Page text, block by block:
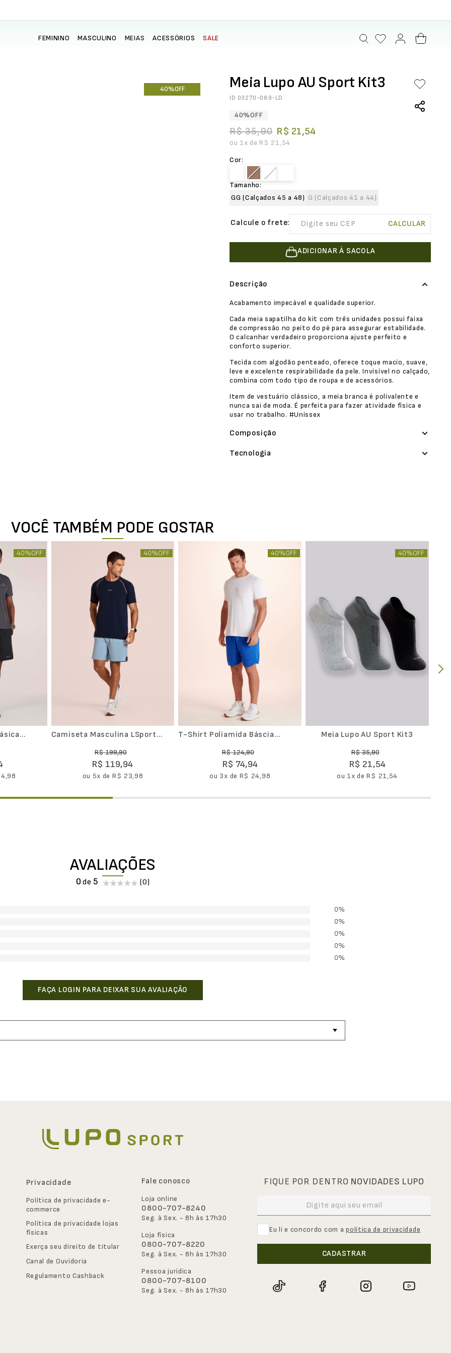
FEMININO MASCULINO MEIAS ACESSÓRIOS SALE
40%OFF Meia Lupo AU Sport Kit3
ID 03270-089-LD
40%OFF
R$ 35,90 R$ 21,54
ou 1x de R$ 21,54
Cor:
Tamanho:
GG (Calçados 45 a 48) G (Calçados 41 a 44)
ADICIONAR À SACOLA
Descrição
Acabamento impecável e qualidade superior.
Cada meia sapatilha do kit com três unidades possui faixa
de compressão no peito do pé para assegurar estabilidade.
O calcanhar verdadeiro proporciona ajuste perfeito e
conforto superior.
Tecida com algodão penteado, oferece toque macio, suave,
leve e excelente respirabilidade da pele. Invisível no calçado,
combina com todo tipo de roupa e de acessórios.
Item de vestuário clássico, a meia branca é polivalente e
nunca sai de moda. É perfeita para fazer atividade física e
usar no trabalho. #Unissex
Composição
Tecnologia
VOCÊ TAMBÉM PODE GOSTAR
40%OFF
,98
40%OFF
Camiseta Masculina LSport
R$199,90
R$ 119,94
ou 5x de R$ 23,98
40%OFF
T-Shirt Poliamida Báscia
R$124,90
R$ 74,94
ou 3x de R$ 24,98
40%OFF
Meia Lupo AU Sport Kit3
R$35,90
R$ 21,54
ou 1x deR$ 21,54
AVALIAÇÕES
0 (0)
0%
0%
0%
0%
0%
Privacidade
Política de privacidade e-
commerce
Política de privacidade lojas
físicas
Exerça seu direito de titular
Canal de Ouvidoria
Regulamento Cashback
Fale conosco
Loja online
0800-707-8240
Seg. à Sex. - 8h às 17h30
Loja física
0800-707-8220
Seg. à Sex. - 8h às 17h30
Pessoa jurídica
0800-707-8100
Seg. à Sex. - 8h às 17h30
FIQUE POR DENTRO NOVIDADES LUPO
Eu li e concordo com apolítica de privacidade
CADASTRAR